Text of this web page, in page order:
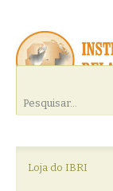
Loja do IBRI